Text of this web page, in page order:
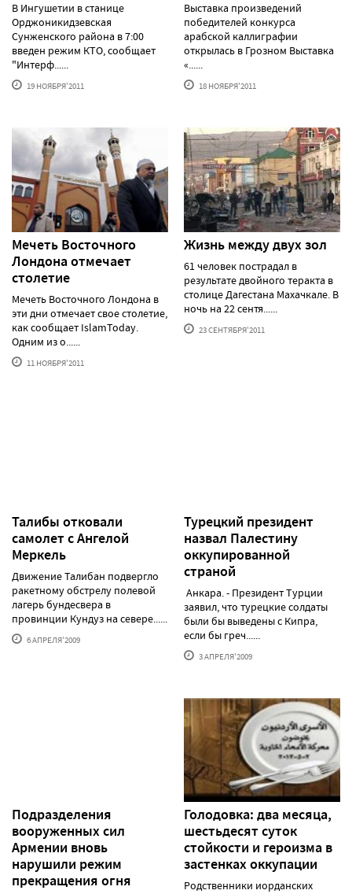
В Ингушетии в станице
Орджоникидзевская
Сунженского района в 7:00
введен режим КТО, сообщает
"Интерф......
19 НОЯБРЯ'2011
Выставка произведений
победителей конкурса
арабской каллиграфии
открылась в Грозном Выставка
«......
18 НОЯБРЯ'2011
Мечеть Восточного
Лондона отмечает
столетие
Мечеть Восточного Лондона в
эти дни отмечает свое столетие,
как сообщает IslamToday.
Одним из о......
11 НОЯБРЯ'2011
Жизнь между двух зол
61 человек пострадал в
результате двойного теракта в
столице Дагестана Махачкале. В
ночь на 22 сентя......
23 СЕНТЯБРЯ'2011
Талибы отковали
самолет с Ангелой
Меркель
Движение Талибан подвергло
ракетному обстрелу полевой
лагерь бундесвера в
провинции Кундуз на севере......
6 АПРЕЛЯ'2009
Турецкий президент
назвал Палестину
оккупированной
страной
Анкара. - Президент Турции
заявил, что турецкие солдаты
были бы выведены с Кипра,
если бы греч......
3 АПРЕЛЯ'2009
Подразделения
вооруженных сил
Армении вновь
нарушили режим
прекращения огня
Голодовка: два месяца,
шестьдесят суток
стойкости и героизма в
застенках оккупации
Родственники иорданских